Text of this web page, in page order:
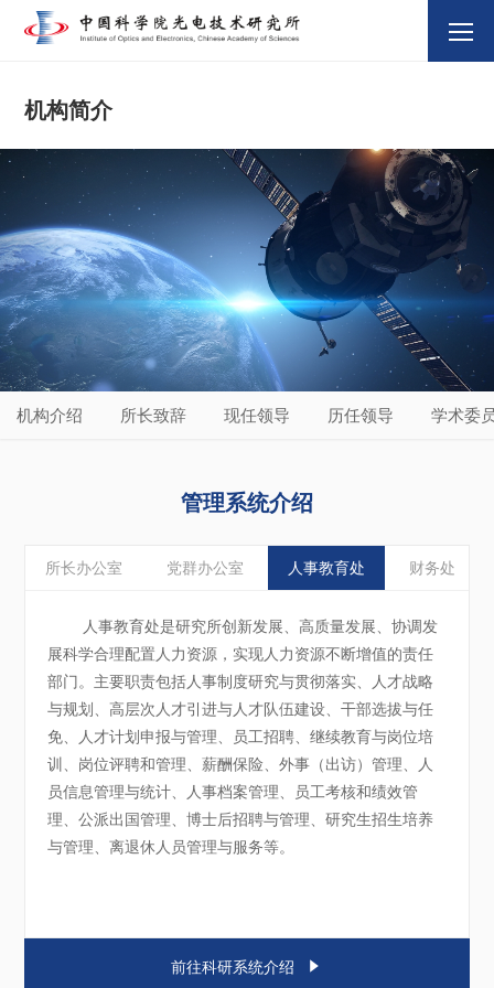
机构简介
机构介绍 所长致辞 现任领导 历任领导 学术委
管理系统介绍
所长办公室 党群办公室 人事教育处 财务处
人事教育处是研究所创新发展、高质量发展、协调发
展科学合理配置人力资源，实现人力资源不断增值的责任
部门。主要职责包括人事制度研究与贯彻落实、人才战略
与规划、高层次人才引进与人才队伍建设、干部选拔与任
免、人才计划申报与管理、员工招聘、继续教育与岗位培
训、岗位评聘和管理、薪酬保险、外事（出访）管理、人
员信息管理与统计、人事档案管理、员工考核和绩效管
理、公派出国管理、博士后招聘与管理、研究生招生培养
与管理、离退休人员管理与服务等。
前往科研系统介绍 